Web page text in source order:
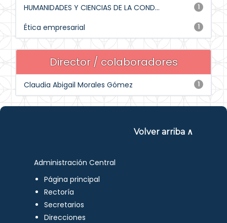
1
HUMANIDADES Y CIENCIAS DE LA COND...
1
Ética empresarial
Director / colaboradores
1
Claudia Abigail Morales Gómez
Volver arriba ∧
Administración Central
Página principal
Rectoría
Secretarios
Direcciones